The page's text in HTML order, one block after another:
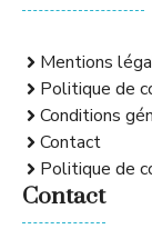
Mentions
Politique de
Conditions
Contact
Politique de
Contact